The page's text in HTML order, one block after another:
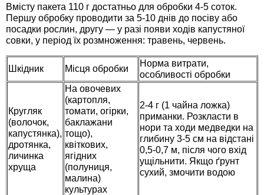
Вмісту пакета 110 г достатньо для обробки 4-5 соток.
Першу обробку проводити за 5-10 днів до посіву або
посадки рослин, другу — у разі появи ходів капустяної
совки, у період їх розмноження: травень, червень.
Шкідник Місця обробки
Норма витрати,
особливості обробки
Кругляк
(волочок,
капустянка),
дротянка,
личинка
хруща
На овочевих
(картопля,
томати, огірки,
баклажани
тощо),
квіткових,
ягідних
(полуниця,
малина)
культурах
2-4 г (1 чайна ложка)
приманки. Розкласти в
нори та ходи медведки на
глибину 3-5 см на відстані
0,5-0,7 м, після чого вхід
ущільнити. Якщо ґрунт
сухий, змочити водою
Семена фасоли
Семена цветов
Семена шпината
Семена щавеля
Элитные семена в банках
дачных туалетов, биодеструкторы
Хозяйственные товары
Средства защиты растений
Лидеры продаж
Купить семена - хиты продаж
Архив